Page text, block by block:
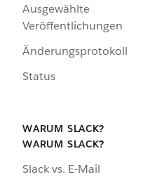
Ausgewählte
Veröffentlichungen
Änderungsprotokoll
Status
WARUM SLACK?
WARUM SLACK?
Slack vs. E-Mail